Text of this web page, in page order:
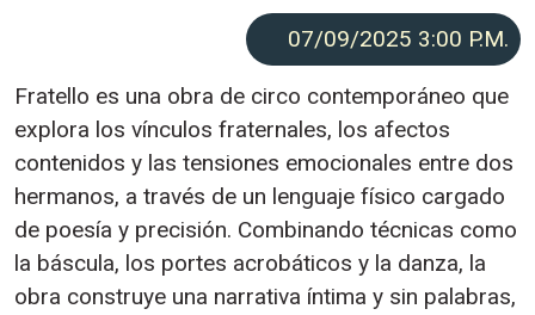
07/09/2025 3:00 P.M.
Fratello es una obra de circo contemporáneo que
explora los vínculos fraternales, los afectos
contenidos y las tensiones emocionales entre dos
hermanos, a través de un lenguaje físico cargado
de poesía y precisión. Combinando técnicas como
la báscula, los portes acrobáticos y la danza, la
obra construye una narrativa íntima y sin palabras,